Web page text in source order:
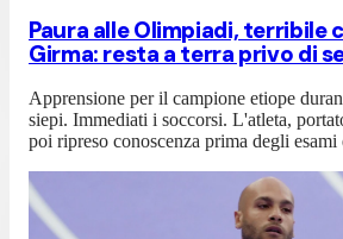
Paura alle Olimpiadi, terribile
Girma: resta a terra privo di
Apprensione per il campione etiope
siepi. Immediati i soccorsi. L'atleta,
poi ripreso conoscenza prima degli